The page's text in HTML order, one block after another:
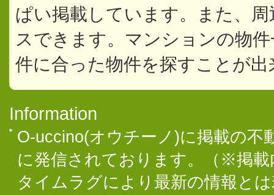
ぱい掲載しています。また、
スできます。マンションの物
件に合った物件を探すことが出
Information
O-uccino(オウチーノ)に掲載の不
に発信されております。（※掲
タイムラグにより最新の情報と